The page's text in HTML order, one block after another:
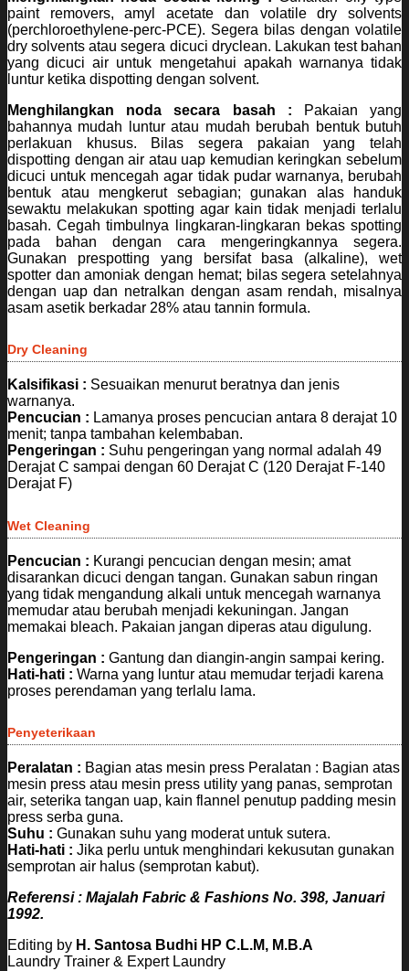
paint removers, amyl acetate dan volatile dry solvents
(perchloroethylene-perc-PCE). Segera bilas dengan volatile
dry solvents atau segera dicuci dryclean. Lakukan test bahan
yang dicuci air untuk mengetahui apakah warnanya tidak
luntur ketika dispotting dengan solvent.
Menghilangkan noda secara basah : Pakaian yang
bahannya mudah luntur atau mudah berubah bentuk butuh
perlakuan khusus. Bilas segera pakaian yang telah
dispotting dengan air atau uap kemudian keringkan sebelum
dicuci untuk mencegah agar tidak pudar warnanya, berubah
bentuk atau mengkerut sebagian; gunakan alas handuk
sewaktu melakukan spotting agar kain tidak menjadi terlalu
basah. Cegah timbulnya lingkaran-lingkaran bekas spotting
pada bahan dengan cara mengeringkannya segera.
Gunakan prespotting yang bersifat basa (alkaline), wet
spotter dan amoniak dengan hemat; bilas segera setelahnya
dengan uap dan netralkan dengan asam rendah, misalnya
asam asetik berkadar 28% atau tannin formula.
Dry Cleaning
Kalsifikasi : Sesuaikan menurut beratnya dan jenis
warnanya.
Pencucian : Lamanya proses pencucian antara 8 derajat 10
menit; tanpa tambahan kelembaban.
Pengeringan : Suhu pengeringan yang normal adalah 49
Derajat C sampai dengan 60 Derajat C (120 Derajat F-140
Derajat F)
Wet Cleaning
Pencucian : Kurangi pencucian dengan mesin; amat
disarankan dicuci dengan tangan. Gunakan sabun ringan
yang tidak mengandung alkali untuk mencegah warnanya
memudar atau berubah menjadi kekuningan. Jangan
memakai bleach. Pakaian jangan diperas atau digulung.
Pengeringan : Gantung dan diangin-angin sampai kering.
Hati-hati : Warna yang luntur atau memudar terjadi karena
proses perendaman yang terlalu lama.
Penyeterikaan
Peralatan : Bagian atas mesin press Peralatan : Bagian atas
mesin press atau mesin press utility yang panas, semprotan
air, seterika tangan uap, kain flannel penutup padding mesin
press serba guna.
Suhu : Gunakan suhu yang moderat untuk sutera.
Hati-hati : Jika perlu untuk menghindari kekusutan gunakan
semprotan air halus (semprotan kabut).
Referensi : Majalah Fabric & Fashions No. 398, Januari
1992.
Editing by H. Santosa Budhi HP C.L.M, M.B.A
Laundry Trainer & Expert Laundry